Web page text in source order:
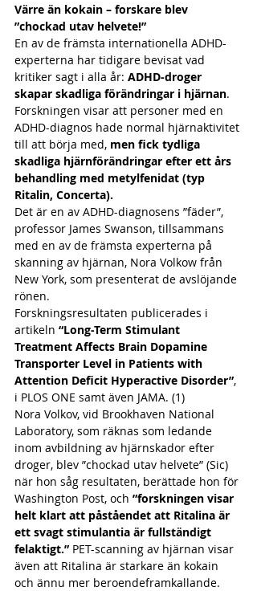
Värre än kokain – forskare blev
”chockad utav helvete!”
En av de främsta internationella ADHD-
experterna har tidigare bevisat vad
kritiker sagt i alla år: ADHD-droger
skapar skadliga förändringar i hjärnan.
Forskningen visar att personer med en
ADHD-diagnos hade normal hjärnaktivitet
till att börja med, men fick tydliga
skadliga hjärnförändringar efter ett års
behandling med metylfenidat (typ
Ritalin, Concerta).
Det är en av ADHD-diagnosens ”fäder”,
professor James Swanson, tillsammans
med en av de främsta experterna på
skanning av hjärnan, Nora Volkow från
New York, som presenterat de avslöjande
rönen.
Forskningsresultaten publicerades i
artikeln “Long-Term Stimulant
Treatment Affects Brain Dopamine
Transporter Level in Patients with
Attention Deficit Hyperactive Disorder”,
i PLOS ONE samt även JAMA. (1)
Nora Volkov, vid Brookhaven National
Laboratory, som räknas som ledande
inom avbildning av hjärnskador efter
droger, blev ”chockad utav helvete” (Sic)
när hon såg resultaten, berättade hon för
Washington Post, och ”forskningen visar
helt klart att påståendet att Ritalina är
ett svagt stimulantia är fullständigt
felaktigt.” PET-scanning av hjärnan visar
även att Ritalina är starkare än kokain
och ännu mer beroendeframkallande.